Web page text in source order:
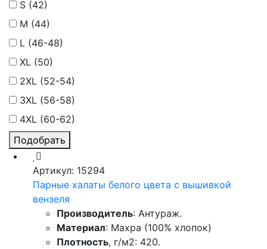
S (42)
M (44)
L (46-48)
XL (50)
2XL (52-54)
3XL (56-58)
4XL (60-62)
Подобрать
Артикул: 15294
Парные халаты белого цвета с вышивкой
вензеля
Производитель: Антураж.
Материал: Махра (100% хлопок)
Плотность, г/м2: 420.